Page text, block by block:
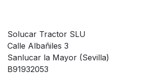
Solucar Tractor SLU
Calle Albañiles 3
Sanlucar la Mayor (Sevilla)
B91932053